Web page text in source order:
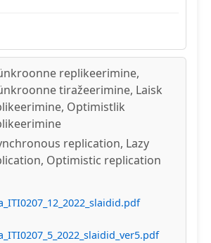
replikeerimine,
tiražeerimine, Laisk
Optimistlik
replication, Lazy
Optimistic replication